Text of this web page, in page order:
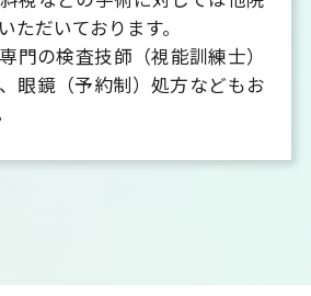
ただいております。
門の検査技師（視能訓練士）
眼鏡（予約制）処方などもお